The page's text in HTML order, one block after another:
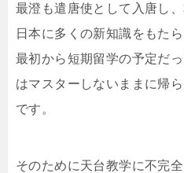
最澄も遣唐使として入唐し
日本に多くの新知識をもた
最初から短期留学の予定だ
はマスターしないままに帰
です。
そのために天台教学に不完